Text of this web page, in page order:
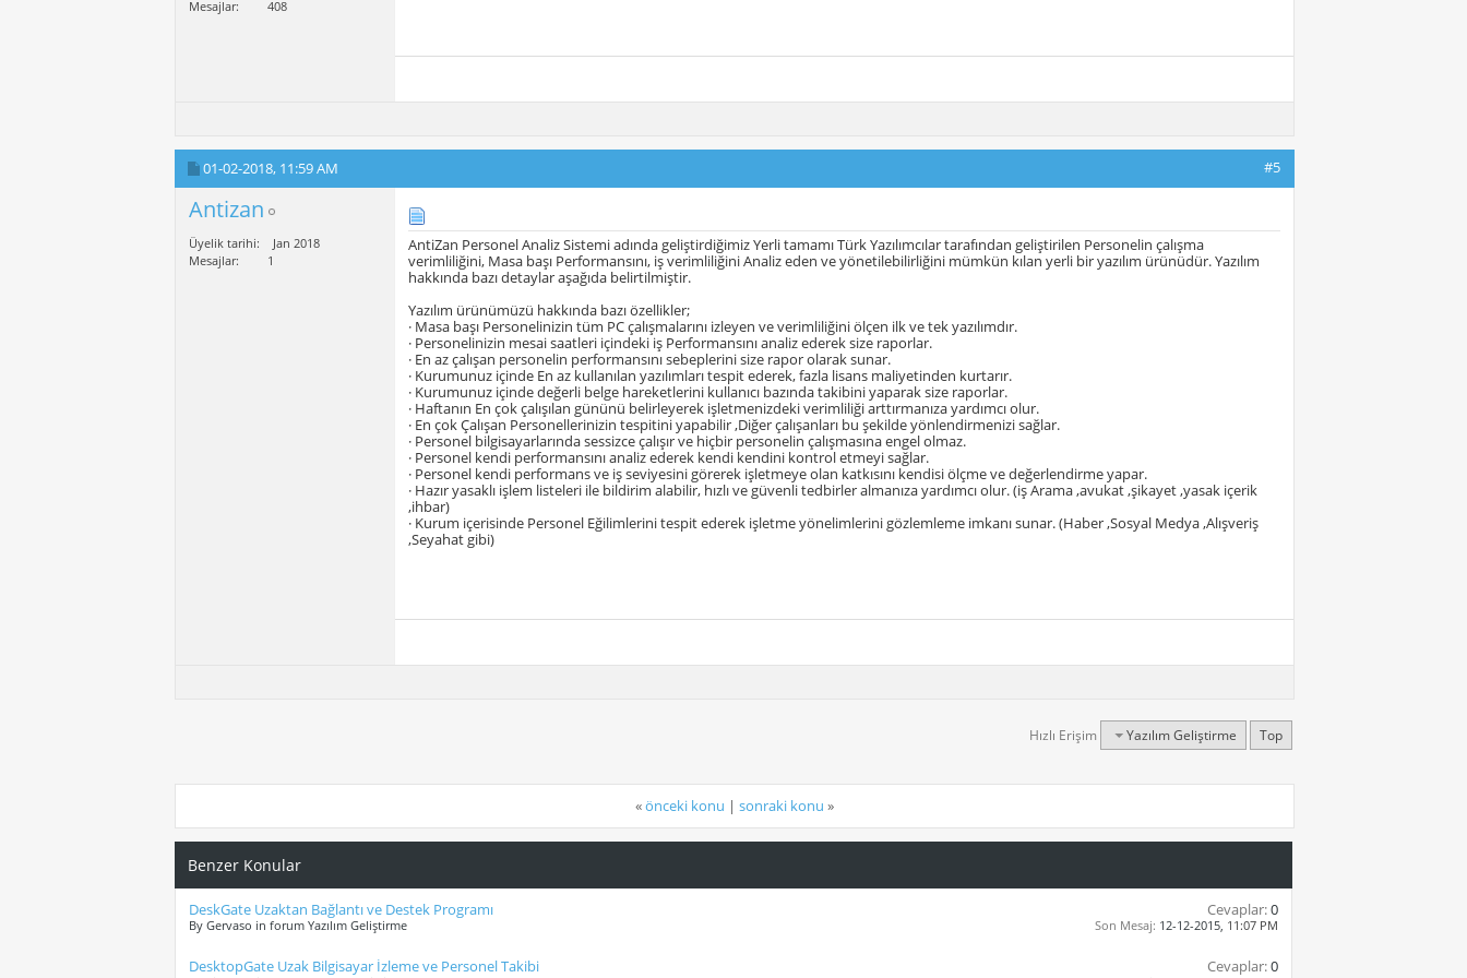
Mesajlar
408
01-02-2018, 11:59 AM #5
Antizan
Üyelik tarihi
Jan 2018
Mesajlar
1
AntiZan Personel Analiz Sistemi adında geliştirdiğimiz Yerli tamamı Türk Yazılımcılar tarafından geliştirilen Personelin çalışma
verimliliğini, Masa başı Performansını, iş verimliliğini Analiz eden ve yönetilebilirliğini mümkün kılan yerli bir yazılım ürünüdür. Yazılım
hakkında bazı detaylar aşağıda belirtilmiştir.
Yazılım ürünümüzü hakkında bazı özellikler;
· Masa başı Personelinizin tüm PC çalışmalarını izleyen ve verimliliğini ölçen ilk ve tek yazılımdır.
· Personelinizin mesai saatleri içindeki iş Performansını analiz ederek size raporlar.
· En az çalışan personelin performansını sebeplerini size rapor olarak sunar.
· Kurumunuz içinde En az kullanılan yazılımları tespit ederek, fazla lisans maliyetinden kurtarır.
· Kurumunuz içinde değerli belge hareketlerini kullanıcı bazında takibini yaparak size raporlar.
· Haftanın En çok çalışılan gününü belirleyerek işletmenizdeki verimliliği arttırmanıza yardımcı olur.
· En çok Çalışan Personellerinizin tespitini yapabilir ,Diğer çalışanları bu şekilde yönlendirmenizi sağlar.
· Personel bilgisayarlarında sessizce çalışır ve hiçbir personelin çalışmasına engel olmaz.
· Personel kendi performansını analiz ederek kendi kendini kontrol etmeyi sağlar.
· Personel kendi performans ve iş seviyesini görerek işletmeye olan katkısını kendisi ölçme ve değerlendirme yapar.
· Hazır yasaklı işlem listeleri ile bildirim alabilir, hızlı ve güvenli tedbirler almanıza yardımcı olur. (iş Arama ,avukat ,şikayet ,yasak içerik
,ihbar)
· Kurum içerisinde Personel Eğilimlerini tespit ederek işletme yönelimlerini gözlemleme imkanı sunar. (Haber ,Sosyal Medya ,Alışveriş
,Seyahat gibi)
Hızlı Erişim Yazılım Geliştirme Top
«önceki konu | sonraki konu »
Benzer Konular
DeskGate Uzaktan Bağlantı ve Destek Programı
By Gervaso in forum Yazılım Geliştirme
Cevaplar:0
Son Mesaj: 12-12-2015, 11:07 PM
DesktopGate Uzak Bilgisayar İzleme ve Personel Takibi Cevaplar:0